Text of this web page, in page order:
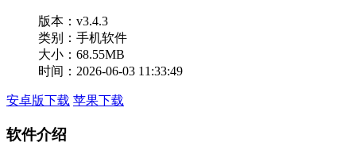
版本： v3.4.3
类别：手机软件
大小：68.55MB
时间：2026-06-03 11:33:49
安卓版下载 苹果下载
软件介绍